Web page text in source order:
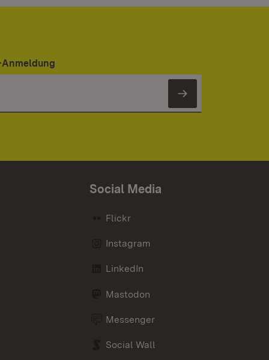
Newsletter
Social Media
Flickr
Instagram
LinkedIn
Mastodon
Messenger
Social Wall